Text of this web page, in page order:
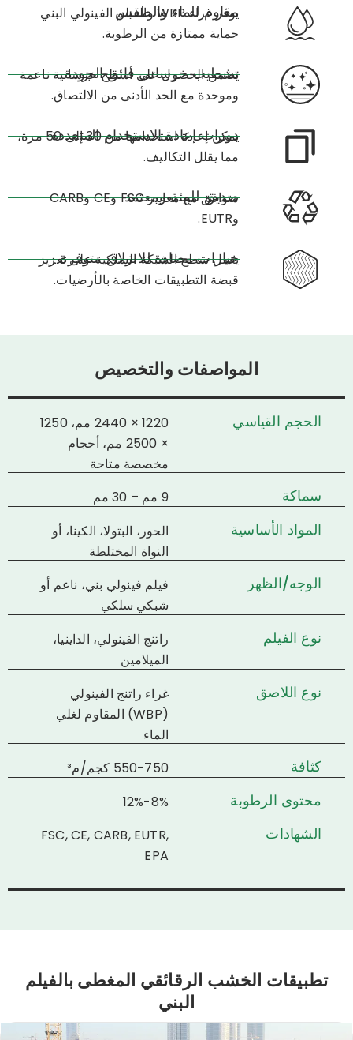
مقاوم للماء والطقسيوفر غراء WBP والفيلم الفينولي البني
حماية ممتازة من الرطوبة.
تشطيب خرساني فائق الجودة
يضمن الحصول على أسطح خرسانية ناعمة
وموحدة مع الحد الأدنى من الالتصاق.
دورات إعادة الاستخدام المتعددة يمكن إعادة استخدامها من 30 إلى 50 مرة،
مما يقلل التكاليف.
صديق للبيئة ومعتمد
متوافق مع معايير FSC وCE وCARB
وEUTR.
خيارات مضادة للانزلاق متوفرة
يعمل سطح الشبكة السلكية على تعزيز
قبضة التطبيقات الخاصة بالأرضيات.
المواصفات والتخصيص
الحجم القياسي
1220 × 2440 مم، 1250
× 2500 مم، أحجام
مخصصة متاحة
سماكة 9 مم – 30 مم
المواد الأساسية
الحور، البتولا، الكينا، أو
النواة المختلطة
الوجه/الظهر
فيلم فينولي بني، ناعم أو
شبكي سلكي
نوع الفيلم
راتنج الفينولي، الداينيا،
الميلامين
نوع اللاصق
غراء راتنج الفينولي
(WBP) المقاوم لغلي
الماء
كثافة 550-750 كجم/م³
محتوى الرطوبة 8%-12%
الشهادات
FSC, CE, CARB, EUTR,
EPA
تطبيقات الخشب الرقائقي المغطى بالفيلم
البني